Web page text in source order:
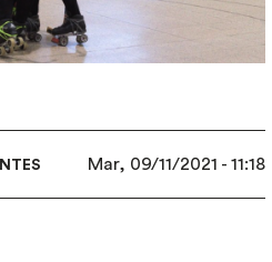
Mar, 09/11/2021 - 11:18